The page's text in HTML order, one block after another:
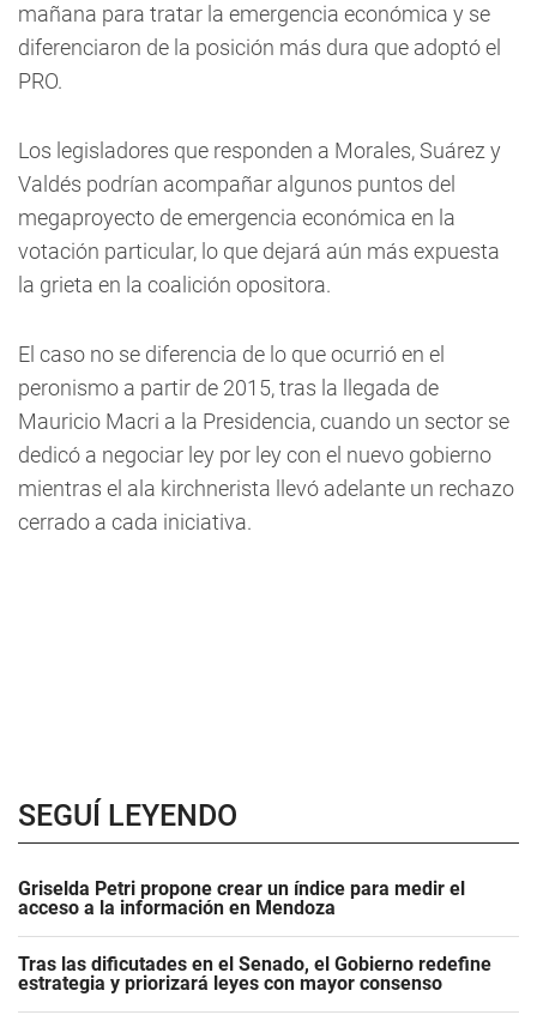
mañana para tratar la emergencia económica y se
diferenciaron de la posición más dura que adoptó el
PRO.
Los legisladores que responden a Morales, Suárez y
Valdés podrían acompañar algunos puntos del
megaproyecto de emergencia económica en la
votación particular, lo que dejará aún más expuesta
la grieta en la coalición opositora.
El caso no se diferencia de lo que ocurrió en el
peronismo a partir de 2015, tras la llegada de
Mauricio Macri a la Presidencia, cuando un sector se
dedicó a negociar ley por ley con el nuevo gobierno
mientras el ala kirchnerista llevó adelante un rechazo
cerrado a cada iniciativa.
SEGUÍ LEYENDO
Griselda Petri propone crear un índice para medir el
acceso a la información en Mendoza
Tras las dificutades en el Senado, el Gobierno redefine
estrategia y priorizará leyes con mayor consenso